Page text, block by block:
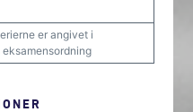
er angivet i